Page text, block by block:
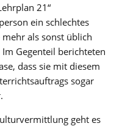
21“
ein schlechtes
als sonst üblich
Gegenteil berichteten
dass sie mit diesem
sogar
geht es